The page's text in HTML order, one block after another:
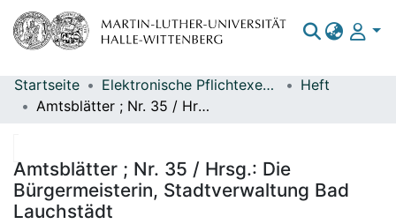
Bereiche & Sammlungen
Statistiken
Startseite Elektronische Pflichtexemplare
Heft
Amtsblätter ; Nr. 35 / Hrsg.: Die Bürgermeisterin, Stadtverwaltung Bad Lauchstädt
Amtsblätter ; Nr. 35 / Hrsg.: Die
Bürgermeisterin, Stadtverwaltung Bad
Lauchstädt